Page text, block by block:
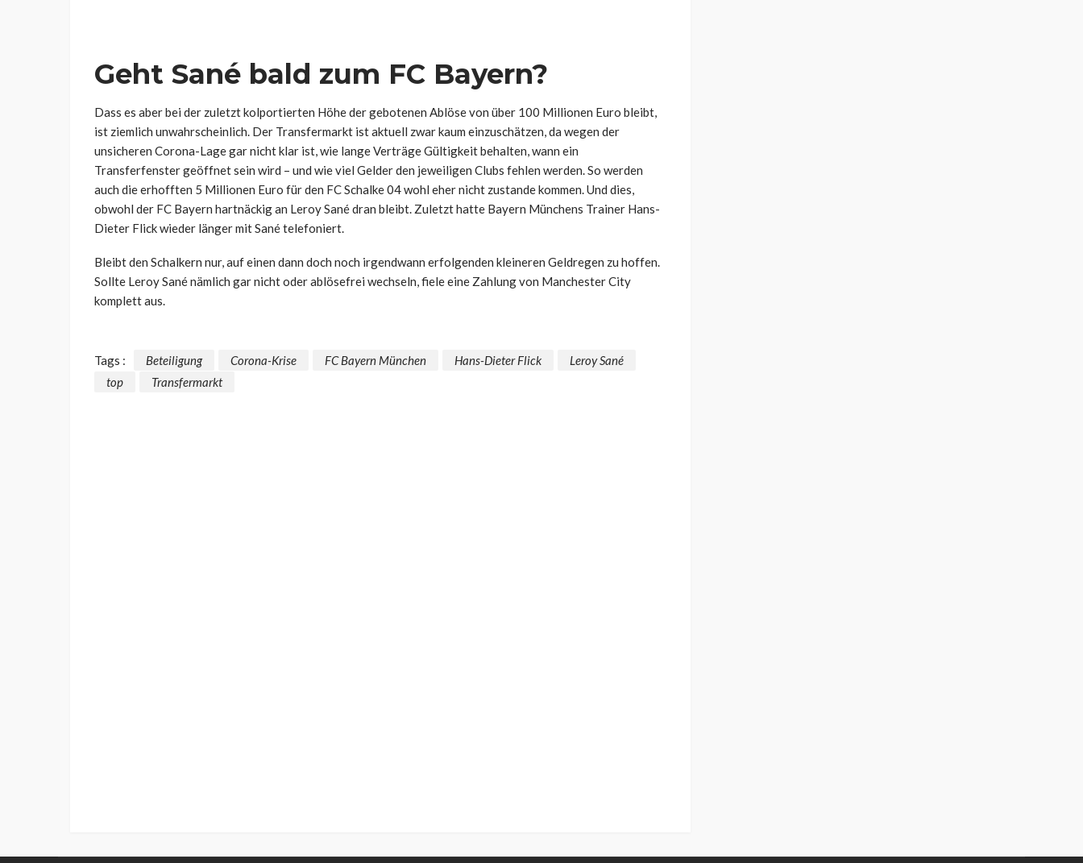
Geht Sané bald zum FC Bayern?
Dass es aber bei der zuletzt kolportierten Höhe der gebotenen Ablöse von über 100 Millionen Euro bleibt,
ist ziemlich unwahrscheinlich. Der Transfermarkt ist aktuell zwar kaum einzuschätzen, da wegen der
unsicheren Corona-Lage gar nicht klar ist, wie lange Verträge Gültigkeit behalten, wann ein
Transferfenster geöffnet sein wird – und wie viel Gelder den jeweiligen Clubs fehlen werden. So werden
auch die erhofften 5 Millionen Euro für den FC Schalke 04 wohl eher nicht zustande kommen. Und dies,
obwohl der FC Bayern hartnäckig an Leroy Sané dran bleibt. Zuletzt hatte Bayern Münchens Trainer Hans-
Dieter Flick wieder länger mit Sané telefoniert.
Bleibt den Schalkern nur, auf einen dann doch noch irgendwann erfolgenden kleineren Geldregen zu hoffen.
Sollte Leroy Sané nämlich gar nicht oder ablösefrei wechseln, fiele eine Zahlung von Manchester City
komplett aus.
Tags : Beteiligung Corona-Krise FC Bayern München Hans-Dieter Flick
Leroy Sané
top
Transfermarkt